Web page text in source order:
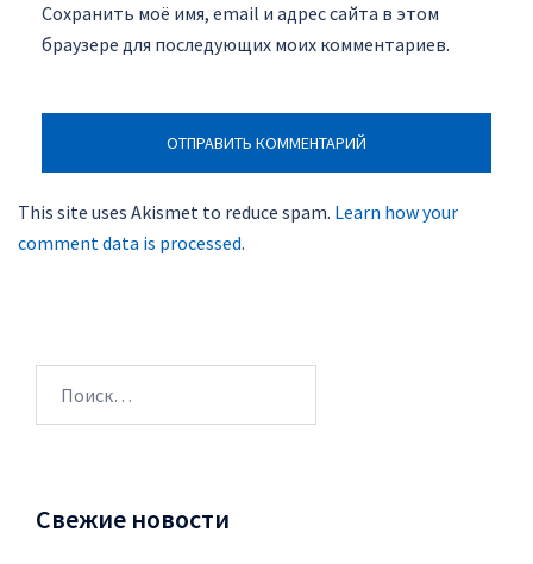
Сохранить моё имя, email и адрес сайта в этом
браузере для последующих моих комментариев.
This site uses Akismet to reduce spam. Learn how your
comment data is processed.
Свежие новости